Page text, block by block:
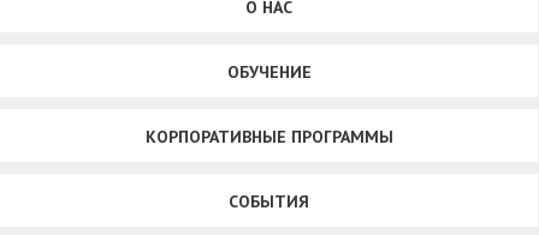
О НАС
ОБУЧЕНИЕ
КОРПОРАТИВНЫЕ ПРОГРАММЫ
СОБЫТИЯ